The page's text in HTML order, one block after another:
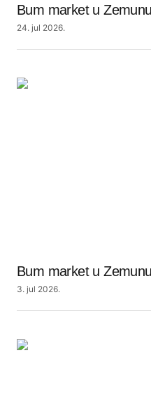
Bum market u
24. jul 2026.
Bum market u
3. jul 2026.